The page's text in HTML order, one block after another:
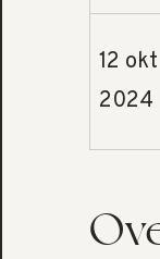
12 okt
2024